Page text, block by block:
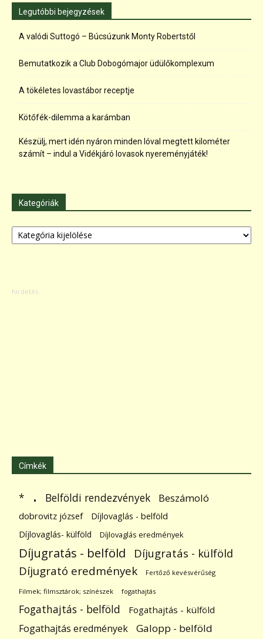
Legutóbbi bejegyzések
A valódi Suttogó – Búcsúzunk Monty Robertstől
Bemutatkozik a Club Dobogómajor üdülőkomplexum
A tökéletes lovastábor receptje
Kötőfék-dilemma a karámban
Készülj, mert idén nyáron minden lóval megtett kilométer
számít – indul a Vidékjáró lovasok nyereményjáték!
Kategóriák
Kategóriák
Címkék
* . Belföldi rendezvények Beszámoló
dobrovitz józsef
Díjlovaglás - belföld
Díjlovaglás- külföld
Díjlovaglás eredmények
Díjugratás - belföld Díjugratás - külföld
Díjugrató eredmények Fertőző kevésvérűség
Filmek; filmsztárok; színészek fogathajtás
Fogathajtás - belföld Fogathajtás - külföld
Fogathajtás eredmények Galopp - belföld